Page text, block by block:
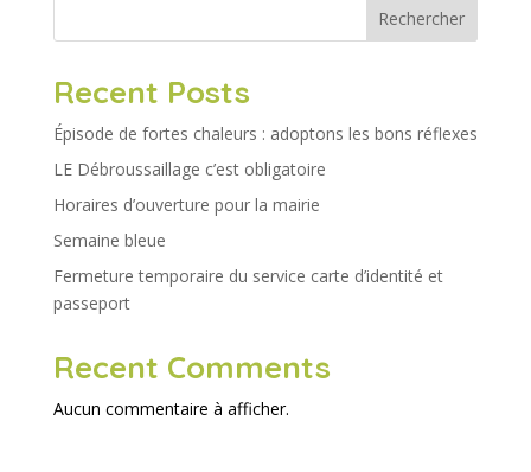
Rechercher
Recent Posts
Épisode de fortes chaleurs : adoptons les bons réflexes
LE Débroussaillage c’est obligatoire
Horaires d’ouverture pour la mairie
Semaine bleue
Fermeture temporaire du service carte d’identité et
passeport
Recent Comments
Aucun commentaire à afficher.